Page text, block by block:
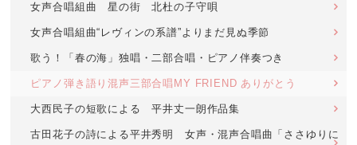
女声合唱組曲 星の街 北杜の子守唄
女声合唱組曲“レヴィンの系譜”よりまだ見ぬ季節
歌う！「春の海」独唱・二部合唱・ピアノ伴奏つき
ピアノ弾き語り混声三部合唱MY FRIEND ありがとう
大西民子の短歌による 平井丈一朗作品集
古田花子の詩による平井秀明 女声・混声合唱曲「ささゆりに